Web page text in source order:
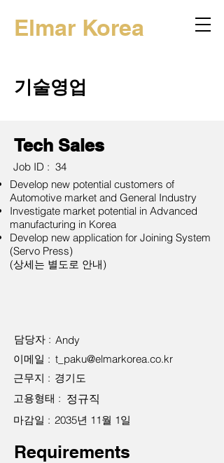
Elmar Korea
기술영업
Tech Sales
Job ID : 34
Develop new potential customers of
Automotive market and General Industry
Investigate market potential in Advanced
manufacturing in Korea
Develop new application for Joining System
(Servo Press)
(상세는 별도로 안내)
담당자 : Andy
이메일 : t_paku@elmarkorea.co.kr
근무지 : 경기도
고용형태 : 정규직
마감일 : 2035년 11월 1일
Requirements